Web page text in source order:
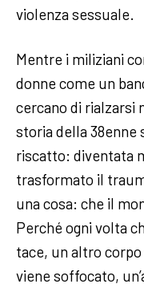
violenza sessuale.
Mentre i miliziani
donne come un
cercano di rialzarsi
storia della 38enne
riscatto: diventata
trasformato il
una cosa: che il
Perché ogni volta
tace, un altro
viene soffocato,